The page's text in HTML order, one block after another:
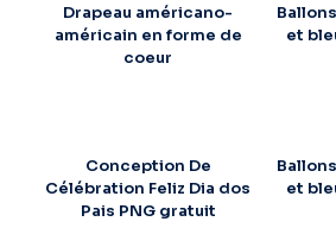
Drapeau américano-
américain en forme de
coeur
et
Conception De
Célébration Feliz Dia dos
Pais PNG gratuit
et